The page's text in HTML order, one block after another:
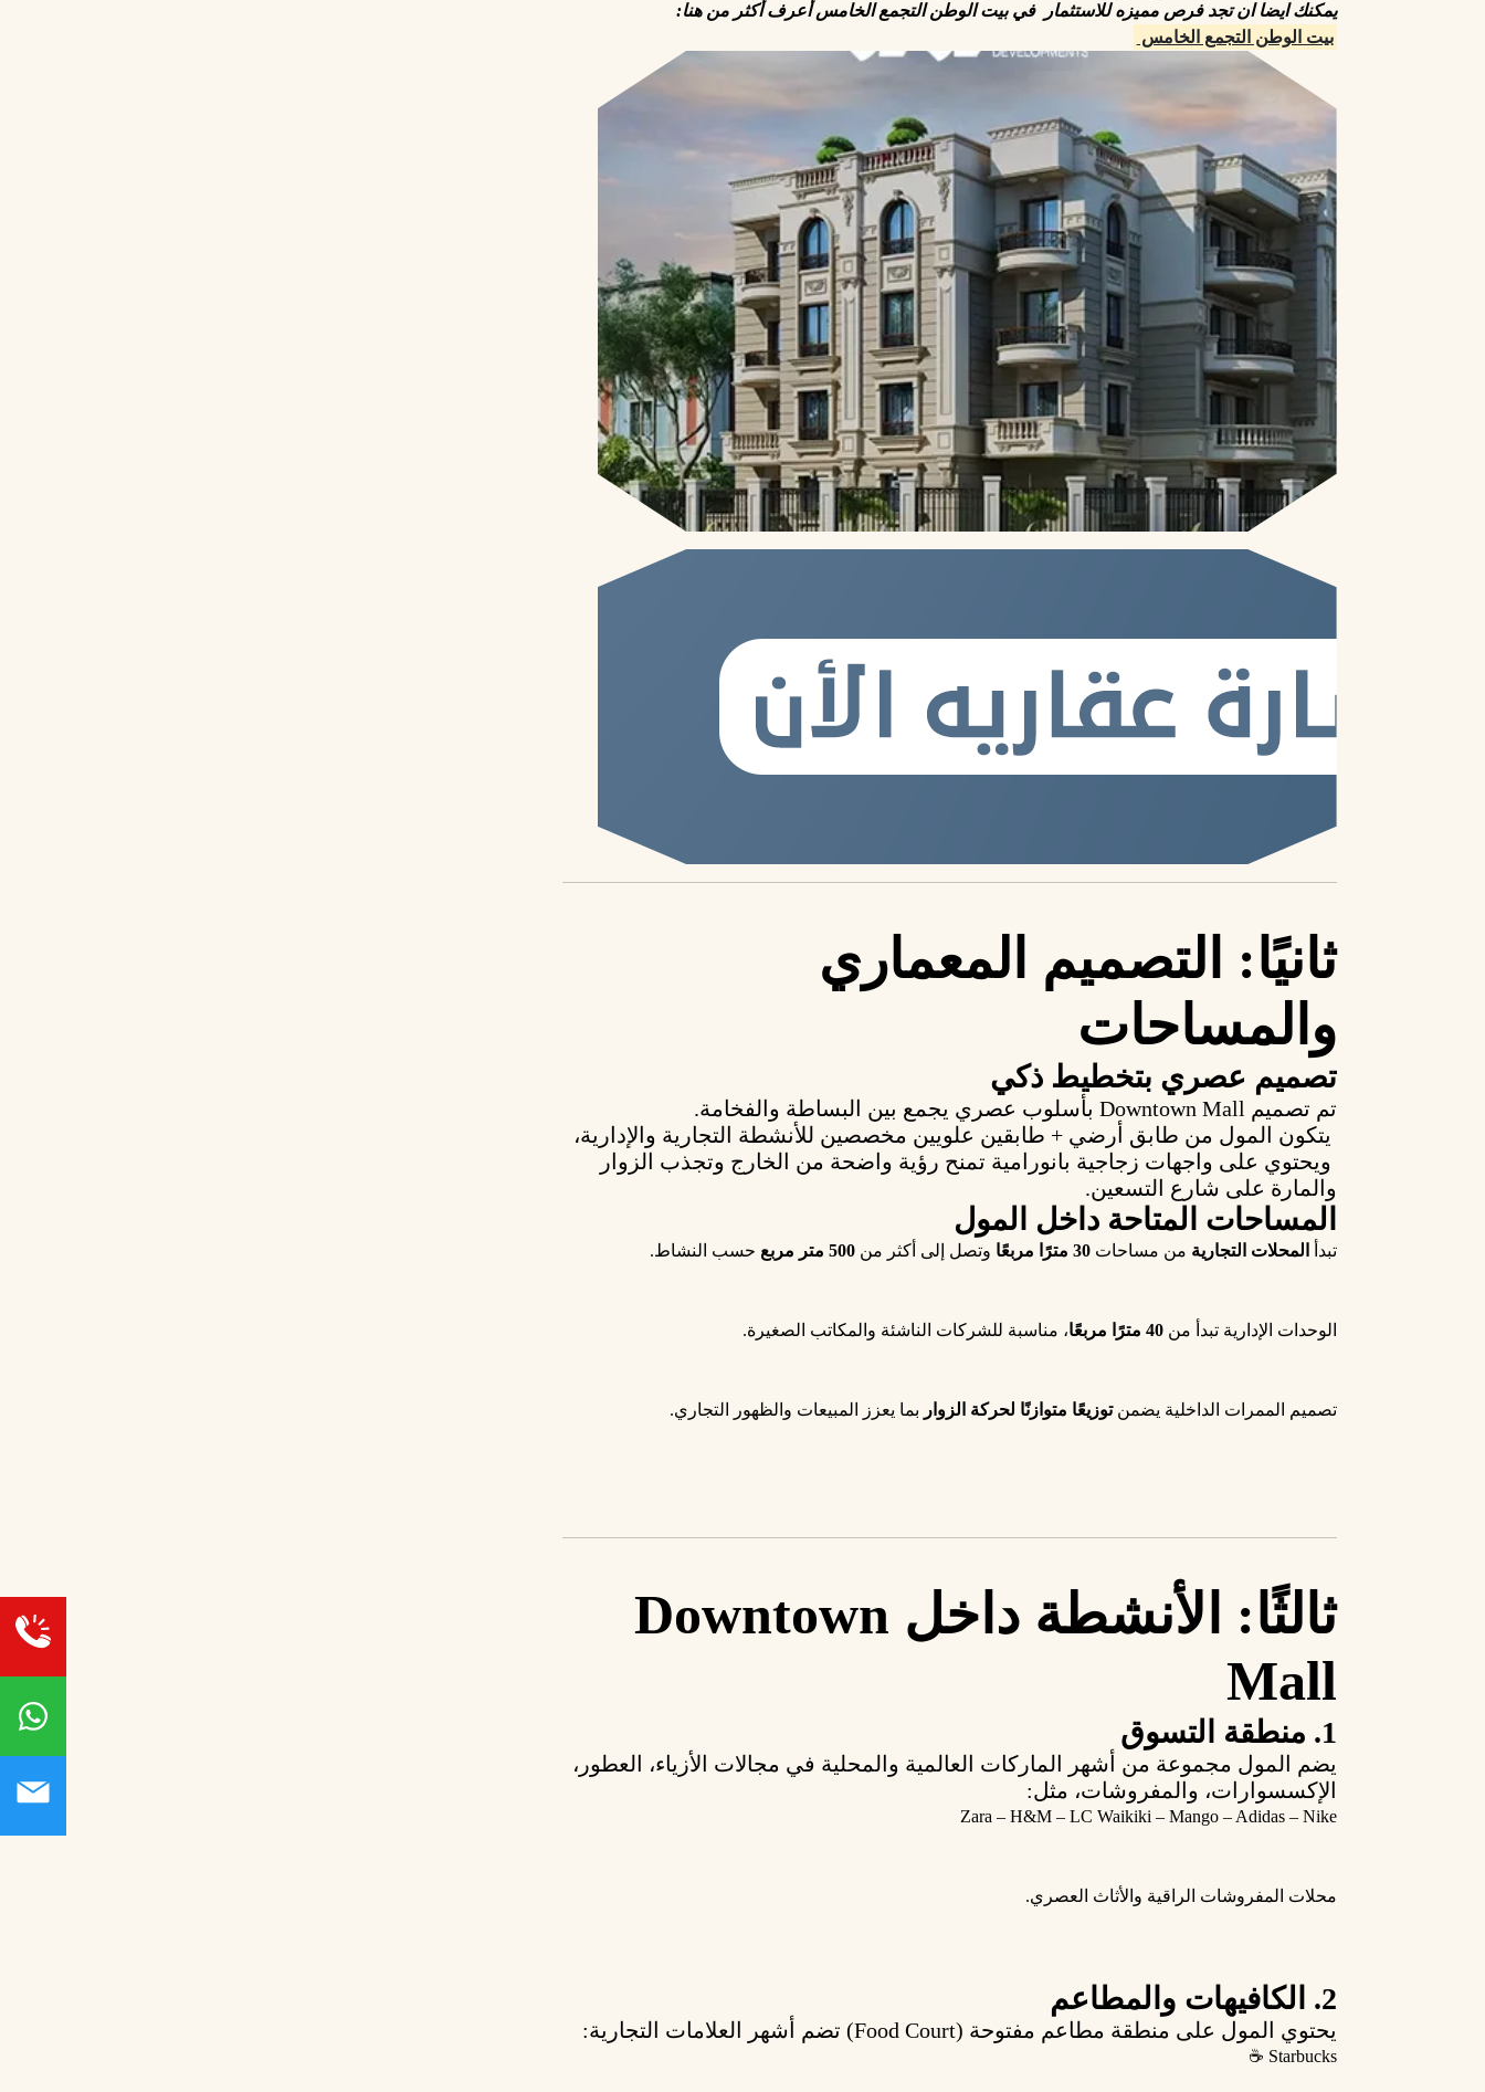
يمكنك ايضا ان تجد فرص مميزه للاستثمار في بيت الوطن التجمع الخامس أعرف أكثر من هنا:
بيت الوطن التجمع الخامس
ثانيًا: التصميم المعماري
والمساحات
تصميم عصري بتخطيط ذكي
تم تصميم Downtown Mall بأسلوب عصري يجمع بين البساطة والفخامة.
يتكون المول من طابق أرضي + طابقين علويين مخصصين للأنشطة التجارية والإدارية،
ويحتوي على واجهات زجاجية بانورامية تمنح رؤية واضحة من الخارج وتجذب الزوار
والمارة على شارع التسعين.
المساحات المتاحة داخل المول
تبدأ المحلات التجارية من مساحات30 مترًا مربعًا وتصل إلى أكثر من500 متر مربع حسب النشاط.
الوحدات الإدارية تبدأ من40 مترًا مربعًا ، مناسبة للشركات الناشئة والمكاتب الصغيرة.
تصميم الممرات الداخلية يضمنتوزيعًا متوازنًا لحركة الزوار بما يعزز المبيعات والظهور التجاري.
ثالثًا: الأنشطة داخل Downtown
Mall
1. منطقة التسوق
يضم المول مجموعة من أشهر الماركات العالمية والمحلية في مجالات الأزياء، العطور،
الإكسسوارات، والمفروشات، مثل:
Zara – H&M – LC Waikiki – Mango – Adidas – Nike
محلات المفروشات الراقية والأثاث العصري.
2. الكافيهات والمطاعم
يحتوي المول على منطقة مطاعم مفتوحة (Food Court) تضم أشهر العلامات التجارية:
Starbucks ☕